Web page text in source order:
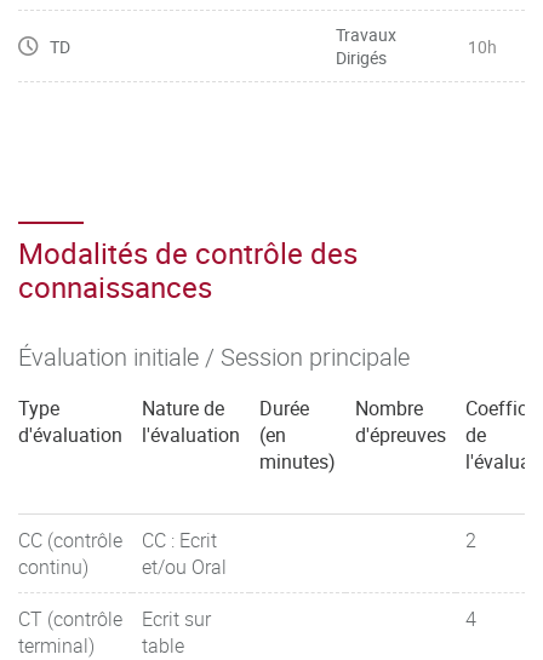
TD
Travaux
Dirigés
10h
Modalités de contrôle des
connaissances
Évaluation initiale / Session principale
Type
d'évaluation
Nature de
l'évaluation
Durée
(en
minutes)
Nombre
d'épreuves
de
CC (contrôle
continu)
CC : Ecrit
et/ou Oral
2
CT (contrôle
terminal)
Ecrit sur
table
4